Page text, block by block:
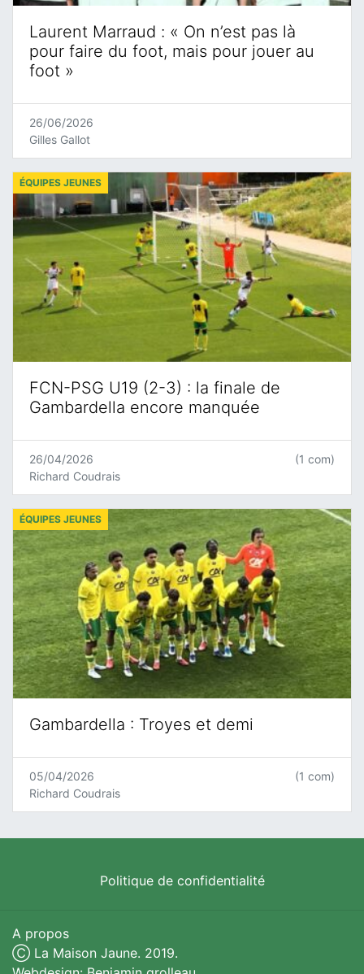
Laurent Marraud : « On n’est pas là
pour faire du foot, mais pour jouer au
foot »
26/06/2026
Gilles Gallot
FCN-PSG U19 (2-3) : la finale de
Gambardella encore manquée
ÉQUIPES JEUNES
26/04/2026
Richard Coudrais
(1 com)
Gambardella : Troyes et demi
ÉQUIPES JEUNES
05/04/2026
Richard Coudrais
(1 com)
Politique de confidentialité
A propos
Ⓒ La Maison Jaune. 2019.